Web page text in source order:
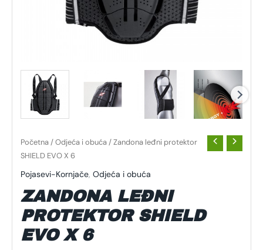
Početna /Odjeća i obuća / Zandona leđni protektor
SHIELD EVO X 6
Pojasevi-Kornjače, Odjeća i obuća
ZANDONA LEĐNI
PROTEKTOR SHIELD
EVO X 6